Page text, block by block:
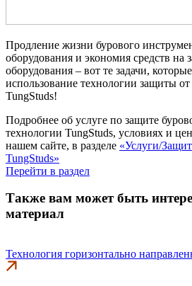
Продление жизни бурового
оборудования и экономия средств на
оборудования – вот те задачи,
использование технологии защиты от
TungStuds!
Подробнее об услуге по защите
технологии TungStuds, условиях и
нашем сайте, в разделе «Услуги/
TungStuds»
Перейти в раздел
Также вам может быть
материал
Технология горизонтально